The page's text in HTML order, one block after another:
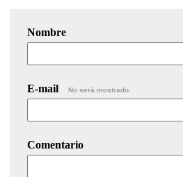
Nombre
E-mail No será mostrado.
Comentario